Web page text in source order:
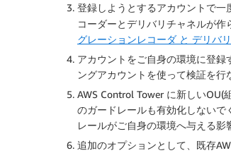
登録しようとするアカウントで一
コーダーとデリバリチャネルが
グレーションレコーダ と デリバ
アカウントをご自身の環境に登
ングアカウントを使って検証を行
AWS Control Tower に新しいOU(
のガードレールも有効化しない
レールがご自身の環境へ与える影
追加のオプションとして、既存